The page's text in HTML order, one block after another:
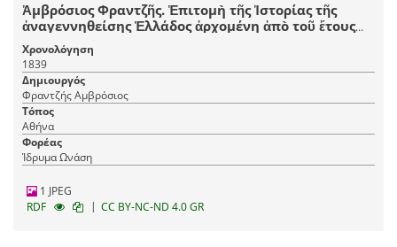
Ἀμβρόσιος Φραντζῆς. Ἐπιτομὴ τῆς Ἱστορίας τῆς
ἀναγεννηθείσης Ἑλλάδος ἀρχομένη ἀπὸ τοῦ ἔτους
1715, καὶ λήγουσα τὸ 1835..., Ἀθήνα, τ. Α´-Β´, ἐκ τῆς
Τυπογραφίας Ἡ Βιτώρια τοῦ Κωνστ. Καστόρχη καὶ
συντροφίας, 1839, τ. Γ´-Δ´, ἐκ τῆς Τυπογραφίας Κ.
Ράλλη, 1841.
Χρονολόγηση
1839
Δημιουργός
Φραντζής Αμβρόσιος
Τόπος
Αθήνα
Φορέας
Ίδρυμα Ωνάση
1 JPEG
RDF
| CC BY-NC-ND 4.0 GR